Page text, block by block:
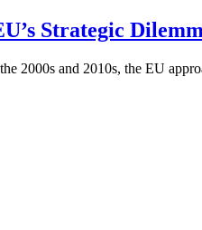
Strategic
2000s and 2010s, the EU